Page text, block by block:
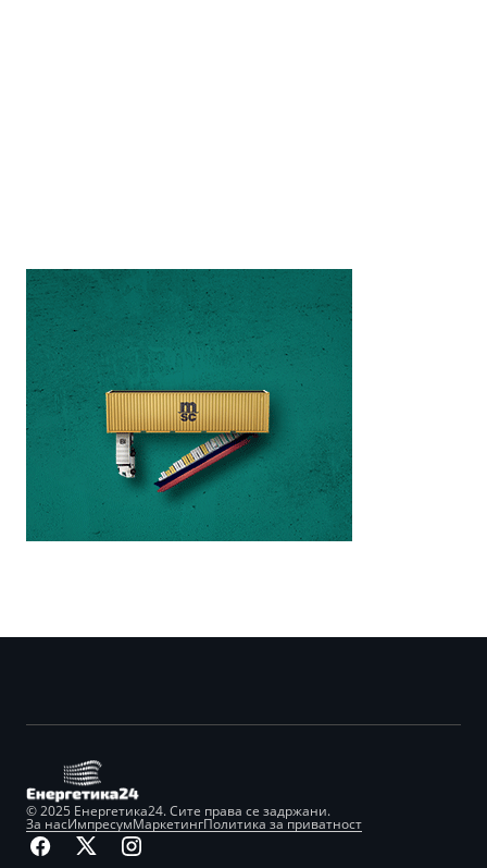
© 2025 Енергетика24. Сите права се задржани.
За насИмпресумМаркетингПолитика за приватност